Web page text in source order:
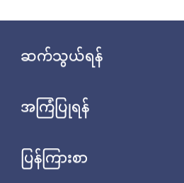
ဆက်သွယ်ရန်
အကြံပြုရန်
ပြန်ကြားစာ